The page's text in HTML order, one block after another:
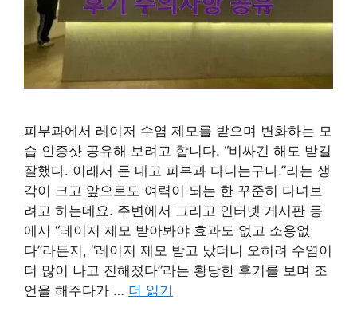
피부과에서 레이저 수염 제모를 받으며 변화하는 모
습 인증샷 공유해 보려고 합니다. “비싸긴 해도 받길
잘했다. 이래서 돈 내고 피부과 다니는구나.”라는 생
각이 크고 앞으로도 여력이 되는 한 꾸준히 다녀보
려고 하는데요. 주변에서 그리고 인터넷 게시판 등
에서 “레이저 제모 받아봐야 효과도 없고 소용없
다”라든지, “레이저 제모 받고 났더니 오히려 수염이
더 많이 나고 진해졌다”라는 황당한 후기를 보며 조
언을 해주다가 … 더 읽기